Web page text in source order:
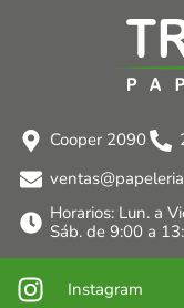
Cooper 2090
Horarios: Lun. a
Sáb. de 9:00 a
Instagram